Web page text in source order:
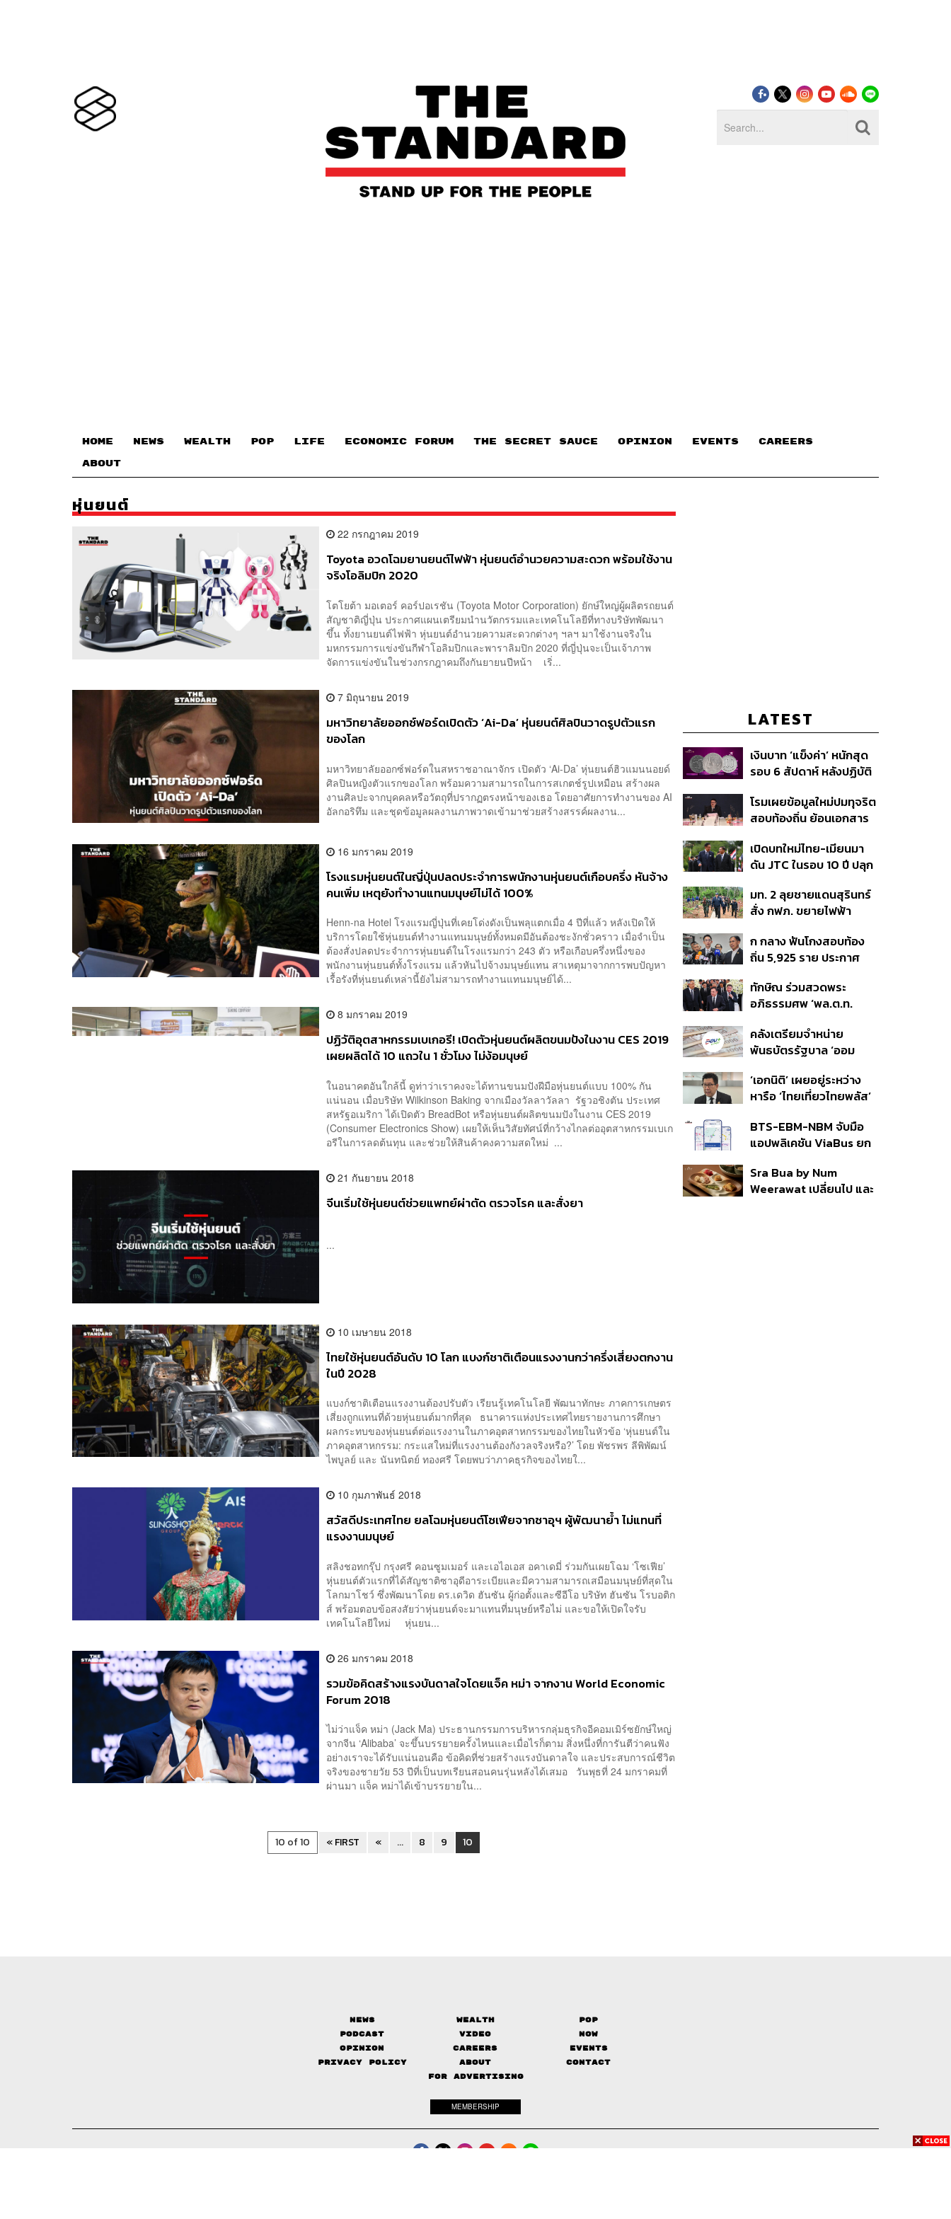
HOME NEWS WEALTH POP LIFE ECONOMIC FORUM THE SECRET SAUCE​ OPINION EVENTS CAREERS
ABOUT
หุ่นยนต์
22 กรกฎาคม 2019
Toyota อวดโฉมยานยนต์ไฟฟ้า หุ่นยนต์อำนวยความสะดวก พร้อมใช้งาน
จริงโอลิมปิก 2020
โตโยต้า มอเตอร์ คอร์ปอเรชัน (Toyota Motor Corporation) ยักษ์ใหญ่ผู้ผลิตรถยนต์
สัญชาติญี่ปุ่น ประกาศแผนเตรียมนำนวัตกรรมและเทคโนโลยีที่ทางบริษัทพัฒนา
ขึ้น ทั้งยานยนต์ไฟฟ้า หุ่นยนต์อำนวยความสะดวกต่างๆ ฯลฯ มาใช้งานจริงใน
มหกรรมการแข่งขันกีฬาโอลิมปิกและพาราลิมปิก 2020 ที่ญี่ปุ่นจะเป็นเจ้าภาพ
จัดการแข่งขันในช่วงกรกฎาคมถึงกันยายนปีหน้า เริ่...
7 มิถุนายน 2019
มหาวิทยาลัยออกซ์ฟอร์ดเปิดตัว ‘Ai-Da’ หุ่นยนต์ศิลปินวาดรูปตัวแรก
ของโลก
มหาวิทยาลัยออกซ์ฟอร์ดในสหราชอาณาจักร เปิดตัว ‘Ai-Da’ หุ่นยนต์ฮิวแมนนอยด์
ศิลปินหญิงตัวแรกของโลก พร้อมความสามารถในการสเกตช์รูปเหมือน สร้างผล
งานศิลปะจากบุคคลหรือวัตถุที่ปรากฏตรงหน้าของเธอ โดยอาศัยการทำงานของ AI
อัลกอริทึม และชุดข้อมูลผลงานภาพวาดเข้ามาช่วยสร้างสรรค์ผลงาน...
16 มกราคม 2019
โรงแรมหุ่นยนต์ในญี่ปุ่นปลดประจำการพนักงานหุ่นยนต์เกือบครึ่ง หันจ้าง
คนเพิ่ม เหตุยังทำงานแทนมนุษย์ไม่ได้ 100%
Henn-na Hotel โรงแรมญี่ปุ่นที่เคยโด่งดังเป็นพลุแตกเมื่อ 4 ปีที่แล้ว หลังเปิดให้
บริการโดยใช้หุ่นยนต์ทำงานแทนมนุษย์ทั้งหมดมีอันต้องชะงักชั่วคราว เมื่อจำเป็น
ต้องสั่งปลดประจำการหุ่นยนต์ในโรงแรมกว่า 243 ตัว หรือเกือบครึ่งหนึ่งของ
พนักงานหุ่นยนต์ทั้งโรงแรม แล้วหันไปจ้างมนุษย์แทน สาเหตุมาจากการพบปัญหา
เรื้อรังที่หุ่นยนต์เหล่านี้ยังไม่สามารถทำงานแทนมนุษย์ได้...
8 มกราคม 2019
ปฏิวัติอุตสาหกรรมเบเกอรี! เปิดตัวหุ่นยนต์ผลิตขนมปังในงาน CES 2019
เผยผลิตได้ 10 แถวใน 1 ชั่วโมง ไม่ง้อมนุษย์
ในอนาคตอันใกล้นี้ ดูท่าว่าเราคงจะได้ทานขนมปังฝีมือหุ่นยนต์แบบ 100% กัน
แน่นอน เมื่อบริษัท Wilkinson Baking จากเมืองวัลลาวัลลา รัฐวอชิงตัน ประเทศ
สหรัฐอเมริกา ได้เปิดตัว BreadBot หรือหุ่นยนต์ผลิตขนมปังในงาน CES 2019
(Consumer Electronics Show) เผยให้เห็นวิสัยทัศน์ที่กว้างไกลต่ออุตสาหกรรมเบเก
อรีในการลดต้นทุน และช่วยให้สินค้าคงความสดใหม่ ...
21 กันยายน 2018
จีนเริ่มใช้หุ่นยนต์ช่วยแพทย์ผ่าตัด ตรวจโรค และสั่งยา
...
10 เมษายน 2018
ไทยใช้หุ่นยนต์อันดับ 10 โลก แบงก์ชาติเตือนแรงงานกว่าครึ่งเสี่ยงตกงาน
ในปี 2028
แบงก์ชาติเตือนแรงงานต้องปรับตัว เรียนรู้เทคโนโลยี พัฒนาทักษะ ภาคการเกษตร
เสี่ยงถูกแทนที่ด้วยหุ่นยนต์มากที่สุด ธนาคารแห่งประเทศไทยรายงานการศึกษา
ผลกระทบของหุ่นยนต์ต่อแรงงานในภาคอุตสาหกรรมของไทยในหัวข้อ ‘หุ่นยนต์ใน
ภาคอุตสาหกรรม: กระแสใหม่ที่แรงงานต้องกังวลจริงหรือ?’ โดย พัชรพร ลีพิพัฒน์
ไพบูลย์ และ นันทนิตย์ ทองศรี โดยพบว่าภาคธุรกิจของไทยใ...
10 กุมภาพันธ์ 2018
สวัสดีประเทศไทย ยลโฉมหุ่นยนต์โซเฟียจากซาอุฯ ผู้พัฒนาย้ำ ไม่แทนที่
แรงงานมนุษย์
สลิงชอทกรุ๊ป กรุงศรี คอนซูมเมอร์ และเอไอเอส อคาเดมี่ ร่วมกันเผยโฉม ‘โซเฟีย’
หุ่นยนต์ตัวแรกที่ได้สัญชาติซาอุดีอาระเบียและมีความสามารถเสมือนมนุษย์ที่สุดใน
โลกมาโชว์ ซึ่งพัฒนาโดย ดร.เดวิด ฮันซัน ผู้ก่อตั้งและซีอีโอ บริษัท ฮันซัน โรบอติก
ส์ พร้อมตอบข้อสงสัยว่าหุ่นยนต์จะมาแทนที่มนุษย์หรือไม่ และขอให้เปิดใจรับ
เทคโนโลยีใหม่ หุ่นยน...
26 มกราคม 2018
รวมข้อคิดสร้างแรงบันดาลใจโดยแจ็ค หม่า จากงาน World Economic
Forum 2018
ไม่ว่าแจ็ค หม่า (Jack Ma) ประธานกรรมการบริหารกลุ่มธุรกิจอีคอมเมิร์ซยักษ์ใหญ่
จากจีน ‘Alibaba’ จะขึ้นบรรยายครั้งไหนและเมื่อไรก็ตาม สิ่งหนึ่งที่การันตีว่าคนฟัง
อย่างเราจะได้รับแน่นอนคือ ข้อคิดที่ช่วยสร้างแรงบันดาลใจ และประสบการณ์ชีวิต
จริงของชายวัย 53 ปีที่เป็นบทเรียนสอนคนรุ่นหลังได้เสมอ วันพุธที่ 24 มกราคมที่
ผ่านมา แจ็ค หม่าได้เข้าบรรยายใน...
10 of 10 « FIRST « ... 8 9 10
LATEST
เงินบาท ‘แข็งค่า’ หนักสุด
รอบ 6 สัปดาห์ หลังปฏิบัติ
สหรัฐฯ-ญี่ปุ่น Standard
Chartered เปิดเป้าสิ้นปีนี้
ต่อดอลลาร์
โรมเผยข้อมูลใหม่ปมทุจริต
สอบท้องถิ่น ย้อนเอกสาร
อนุทิน จ่อสอบต่อเอี่ยว
ตัดตอน ม.บูรพา หรือไม่
เปิดบทใหม่ไทย-เมียนมา
ดัน JTC ในรอบ 10 ปี ปลุก
ชายแดน ท่าเรือน้ำลึก
ทวาย
มท. 2 ลุยชายแดนสุรินทร์
สั่ง กฟภ. ขยายไฟฟ้า
350’ เสริมความมั่นคง
ชายแดน
ก กลาง ฟันโกงสอบท้อง
ถิ่น 5,925 ราย ประกาศ
ราย รอ ป.ป.ช. ขีดเส้นแล้ว
เสร็จ 31 ส.ค.
ทักษิณ ร่วมสวดพระ
อภิธรรมศพ ‘พล.ต.ท.
สิน’ สิริอายุ 103 ปี แกนนำ
เพื่อไทย-บุคคลหลาก
คลังเตรียมจำหน่าย
พันธบัตรรัฐบาล ‘ออม
ก.ย.นี้ อาจเพิ่มสัดส่วนการ
ขายแบบ Small Lot First
‘เอกนิติ’ เผยอยู่ระหว่าง
หารือ ‘ไทยเที่ยวไทยพลัส’
แสนล้าน มั่นใจงบต่อ ‘ไทย
ช่วยไทย พลัส’ เฟส 2 มี
BTS-EBM-NBM จับมือ
แอปพลิเคชัน ViaBus ยก
รถไฟฟ้า 3 สายแบบเรียล
ไทม์
Sra Bua by Num
Weerawat เปลี่ยนไป และ
News Wealth
Pop
Podcast
Video
Now
Opinion
Careers
Events
Privacy Policy
About
Contact
FOR ADVERTISING
MEMBERSHIP